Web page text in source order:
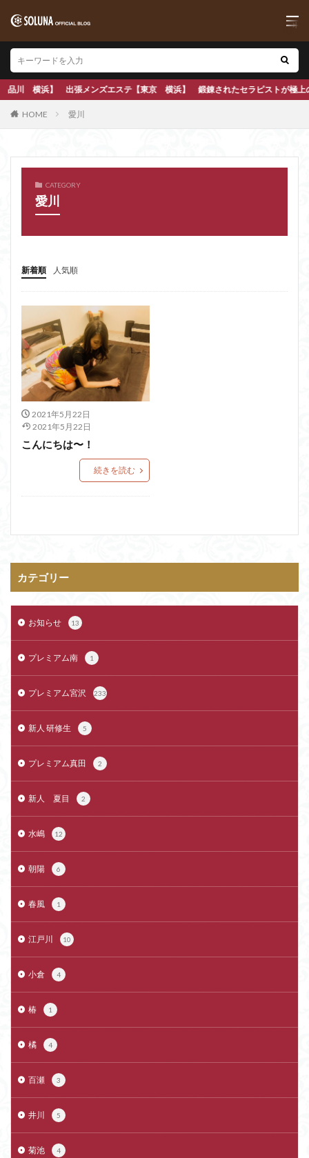
エステ【東京 横浜】 鍛錬されたセラピストが極上の本格アロママッサ
HOME 愛川
CATEGORY
愛川
新着順 人気順
2021年5月22日
2021年5月22日
こんにちは〜！
続きを読む
カテゴリー
お知らせ 13
プレミアム南 1
プレミアム宮沢 233
新人 研修生 5
プレミアム真田 2
新人 夏目 2
水嶋 12
朝陽 6
春風 1
江戸川 10
小倉 4
椿 1
橘 4
百瀬 3
井川 5
菊池 4